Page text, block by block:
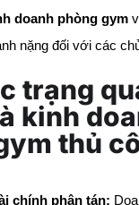
doanh phòng gym
nặng đối với các
trạng
kinh
thủ
chính phân tán: